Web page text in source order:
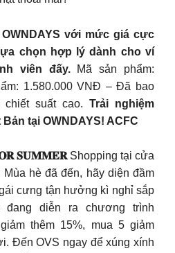
với mức giá cực
chọn hợp lý dành cho ví
viên đấy.Mã sản phẩm:
1.580.000 VNĐ – Đã bao
chiết suất cao. Trải nghiệm
tại OWNDAYS! ACFC
𝐒𝐔𝐌𝐌𝐄𝐑Shopping tại cửa
Mùa hè đã đến, hãy diện đầm
cưng tận hưởng kì nghỉ sắp
diễn ra chương trình
thêm 15%, mua 5 giảm
Đến OVS ngay để xúng xính